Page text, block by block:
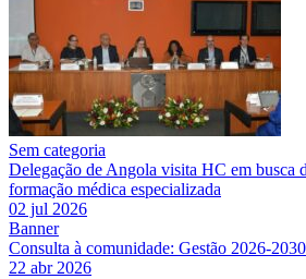
Sem categoria
Delegação de Angola visita HC em busca
formação médica especializada
02 jul 2026
Banner
Consulta à comunidade: Gestão 2026-2030
22 abr 2026